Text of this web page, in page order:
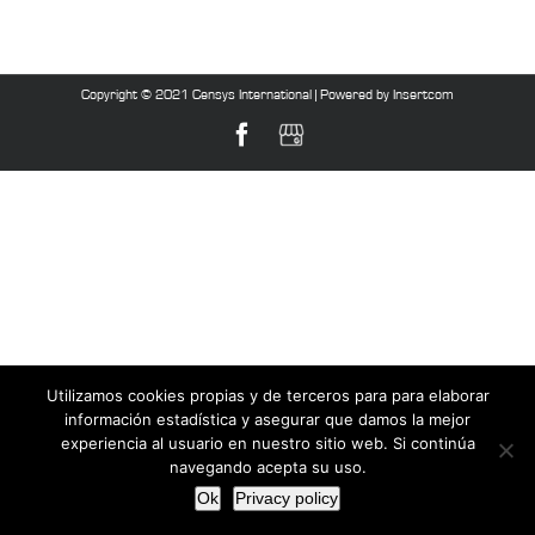
Copyright © 2021 Censys International | Powered by Insertcom
Facebook
MyBusiness
Utilizamos cookies propias y de terceros para para elaborar
información estadística y asegurar que damos la mejor
experiencia al usuario en nuestro sitio web. Si continúa
navegando acepta su uso.
Ok
Privacy policy